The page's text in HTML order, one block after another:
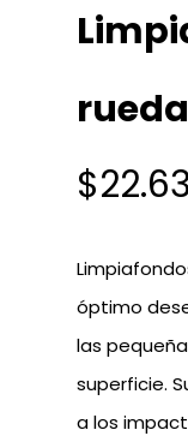
$
óptimo
las
superficie.
a los